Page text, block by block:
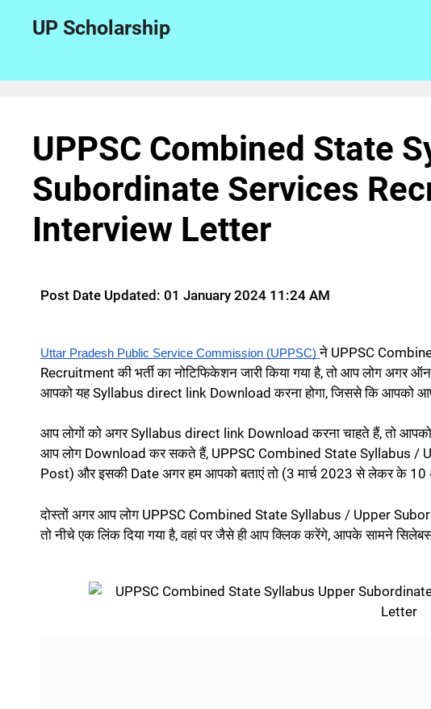
UP Scholarship
UPPSC Combined State
Subordinate Services
Interview Letter
Post Date Updated: 01 January 2024 11:24 AM
Uttar Pradesh Public Service Commission (UPPSC)ने UPPSC
Recruitment की भर्ती का नोटिफिकेशन जारी किया गया है, तो आप लोग अगर
आपको यह Syllabus direct link Download करना होगा, जिससे कि आपको
आप लोगों को अगर Syllabus direct link Download करना चाहते हैं, तो
आप लोग Download कर सकते हैं, UPPSC Combined State Syllabus /
Post) और इसकी Date अगर हम आपको बताएं तो (3 मार्च 2023 से लेकर के
दोस्तों अगर आप लोग UPPSC Combined State Syllabus / Upper
तो नीचे एक लिंक दिया गया है, वहां पर जैसे ही आप क्लिक करेंगे, आपके सामने